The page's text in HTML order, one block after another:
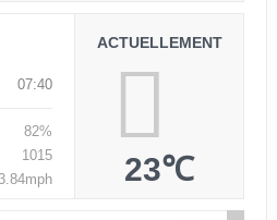
07:40
82%
1015
3.84mph
ACTUELLEMENT
23℃